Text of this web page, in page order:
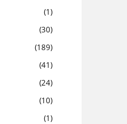
1
30
189
41
24
10
1